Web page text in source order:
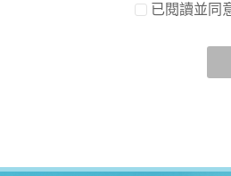
佳的互動性服務，可能會請您提
會自行記錄相關行徑，包括您使
，我們會取得您的姓名、電話、
已閱讀並同